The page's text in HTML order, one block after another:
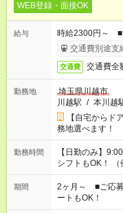
WEB登録・面接OK
給与
時給2300円～ ■
交通費別途支
交通費 交通費全
勤務地
埼玉県川越市
川越駅 / 本川越
【自宅からド
務地選べます！
勤務時間
【日勤のみ】9:00～18:00
シフトもOK！
「家族とお休み
たい」 「できれ
えてくださいね。 ※Wワーク希望の方へ 今ご覧のお仕事で希望
する勤務時間と
期間
2ヶ月～ ■ご応
ートもOK！